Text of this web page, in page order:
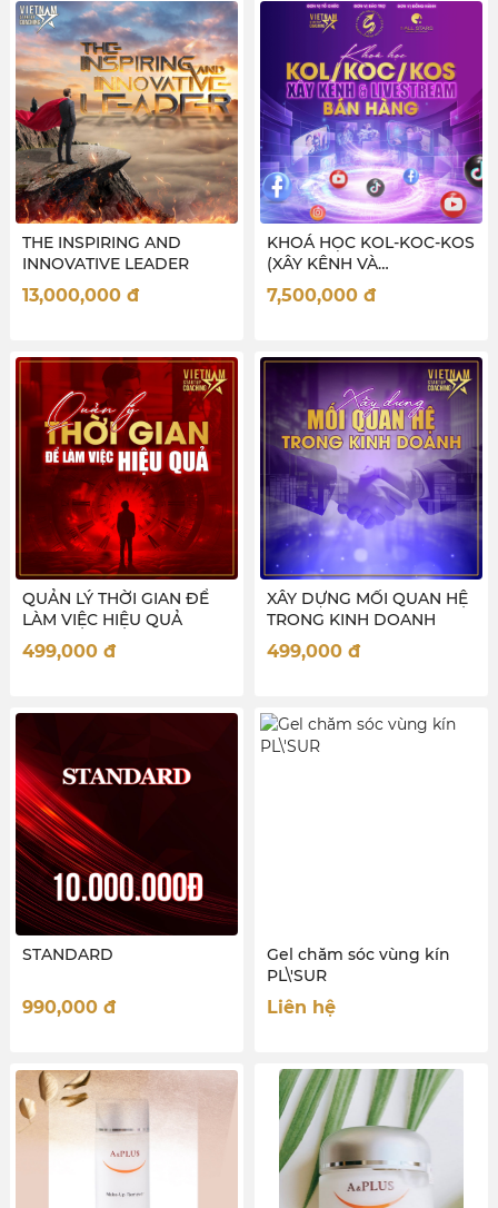
THE INSPIRING AND
INNOVATIVE LEADER
13,000,000 đ
KHOÁ HỌC KOL-KOC-KOS
(XÂY KÊNH VÀ
LIVESTREAM BÁN HÀNG)
7,500,000 đ
QUẢN LÝ THỜI GIAN ĐỂ
LÀM VIỆC HIỆU QUẢ
499,000 đ
XÂY DỰNG MỐI QUAN HỆ
TRONG KINH DOANH
499,000 đ
STANDARD
990,000 đ
Gel chăm sóc vùng kín
PL\'SUR
Liên hệ